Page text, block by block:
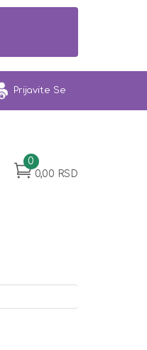
Prijavite Se
0
0,00 RSD